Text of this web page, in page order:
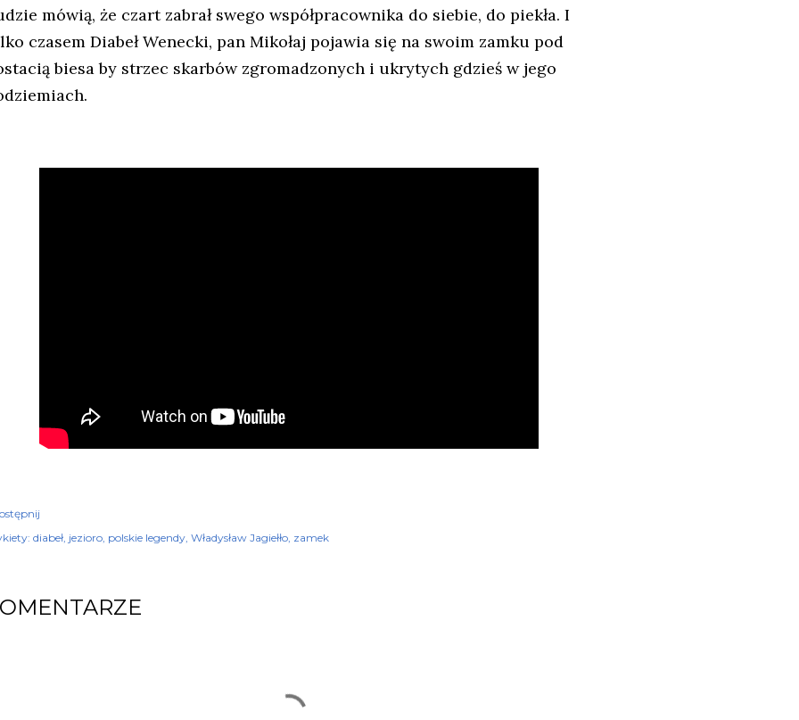
mówią, że czart zabrał swego współpracownika do siebie, do piekła. I
czasem Diabeł Wenecki, pan Mikołaj pojawia się na swoim zamku pod
biesa by strzec skarbów zgromadzonych i ukrytych gdzieś w jego
diabeł jezioro polskie legendy Władysław Jagiełło zamek